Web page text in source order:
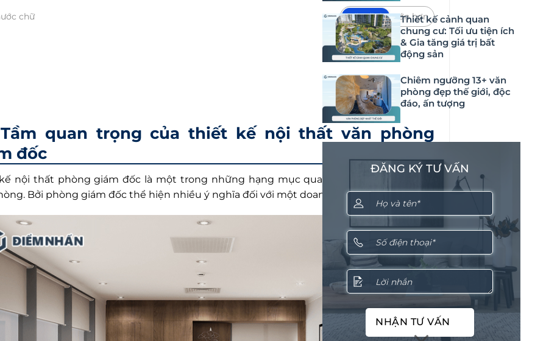
chữ Mặc định Lớn hơn
giám đốc không chỉ là nơi làm việc của các nhà lãnh đạo doanh nghiệp. Hơn thế, đây
nơi tiếp khách và trao đổi thông tin với đối tác. Do đó, văn phòng giám đốc cần được chú
kế tạo ấn tượng, sang trọng và thể hiện quyền lực, đẳng cấp. Vậy, hãy cùng DN
, 15m2, 20m2 đẹp và sáng
Tầm quan trọng của thiết kế nội thất văn phòng
đốc
nội thất phòng giám đốc là một trong những hạng mục quan trọng trong thiết kế
Bởi phòng giám đốc thể hiện nhiều ý nghĩa đối với một doanh nghiệp như sau:
Thiết kế cảnh quan
chung cư: Tối ưu tiện ích
& Gia tăng giá trị bất
động sản
Chiêm ngưỡng 13+ văn
phòng đẹp thế giới, độc
đáo, ấn tượng
ĐĂNG KÝ TƯ VẤN
NHẬN TƯ VẤN